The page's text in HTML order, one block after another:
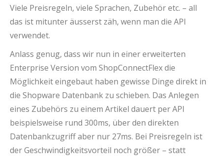
Viele Preisregeln, viele Sprachen, Zubehör etc. – all
das ist mitunter äusserst zäh, wenn man die API
verwendet.
Anlass genug, dass wir nun in einer erweiterten
Enterprise Version vom ShopConnectFlex die
Möglichkeit eingebaut haben gewisse Dinge direkt in
die Shopware Datenbank zu schieben. Das Anlegen
eines Zubehörs zu einem Artikel dauert per API
beispielsweise rund 300ms, über den direkten
Datenbankzugriff aber nur 27ms. Bei Preisregeln ist
der Geschwindigkeitsvorteil noch größer – statt